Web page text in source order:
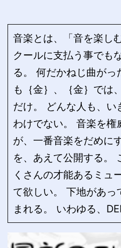
音楽とは、「音を楽し
クールに支払う事でも
る。 何だかねじ曲が
も｛金｝、｛金｝では
だけ。 どんな人も、い
わけでない。 音楽を権
が、一番音楽をだめに
を、あえて公開する。
くさんの才能あるミュ
て欲しい。 下地があっ
まれる。 いわゆる、